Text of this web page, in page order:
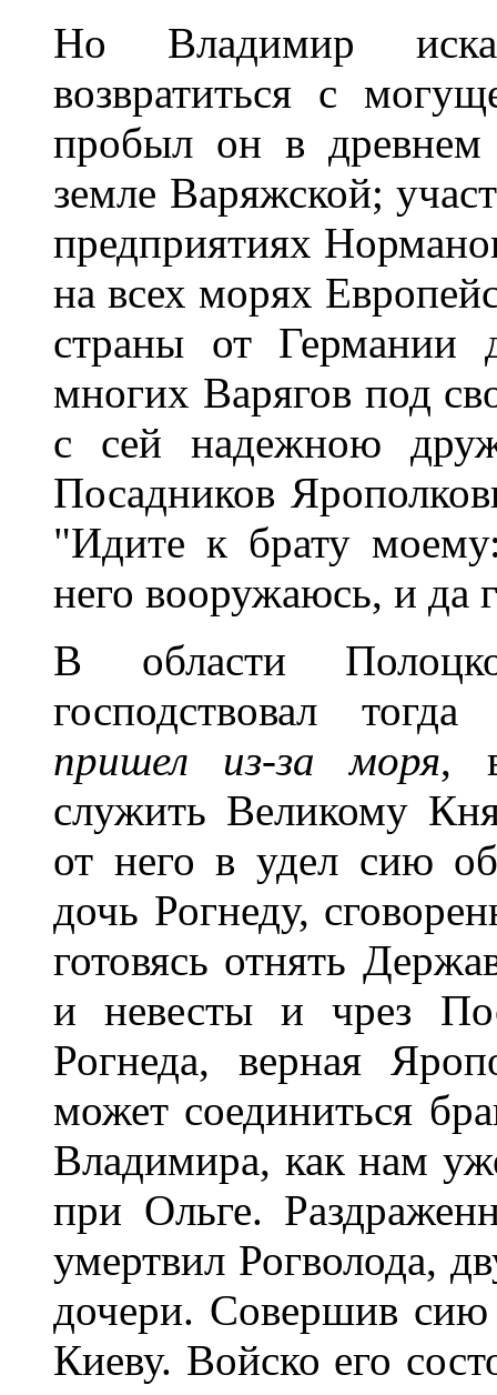
Но Владимир
возвратиться с
пробыл он в древнем
земле Варяжской;
предприятиях
на всех морях
страны от Германии
многих Варягов под
с сей надежною
Посадников
"Идите к брату
него вооружаюсь, и да
В области
господствовал
пришел из-за моря,
служить Великому
от него в удел сию
дочь Рогнеду,
готовясь отнять
и невесты и чрез
Рогнеда, верная
может соединиться
Владимира, как нам
при Ольге.
умертвил Рогволода,
дочери. Совершив
Киеву. Войско его